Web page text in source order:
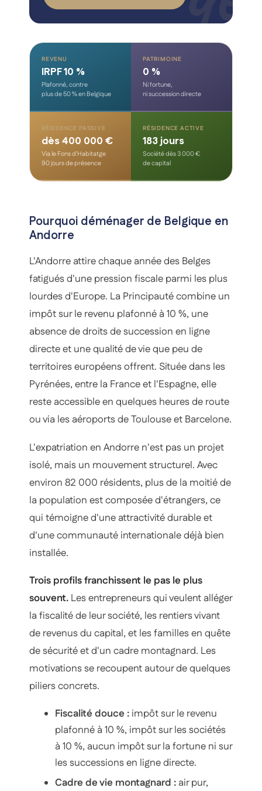
REVENU
IRPF 10 %
Plafonné, contre
plus de 50 % en Belgique
PATRIMOINE
0 %
Ni fortune,
ni succession directe
RÉSIDENCE PASSIVE
dès 400 000 €
Via le Fons d'Habitatge
90 jours de présence
RÉSIDENCE ACTIVE
183 jours
Société dès 3 000 €
de capital
Pourquoi déménager de Belgique en
Andorre
L'Andorre attire chaque année des Belges
fatigués d'une pression fiscale parmi les plus
lourdes d'Europe. La Principauté combine un
impôt sur le revenu plafonné à 10 %, une
absence de droits de succession en ligne
directe et une qualité de vie que peu de
territoires européens offrent. Située dans les
Pyrénées, entre la France et l'Espagne, elle
reste accessible en quelques heures de route
ou via les aéroports de Toulouse et Barcelone.
L'expatriation en Andorre n'est pas un projet
isolé, mais un mouvement structurel. Avec
environ 82 000 résidents, plus de la moitié de
la population est composée d'étrangers, ce
qui témoigne d'une attractivité durable et
d'une communauté internationale déjà bien
installée.
Trois profils franchissent le pas le plus
souvent. Les entrepreneurs qui veulent alléger
la fiscalité de leur société, les rentiers vivant
de revenus du capital, et les familles en quête
de sécurité et d'un cadre montagnard. Les
motivations se recoupent autour de quelques
piliers concrets.
Fiscalité douce : impôt sur le revenu
plafonné à 10 %, impôt sur les sociétés
à 10 %, aucun impôt sur la fortune ni sur
les successions en ligne directe.
Cadre de vie montagnard : air pur,